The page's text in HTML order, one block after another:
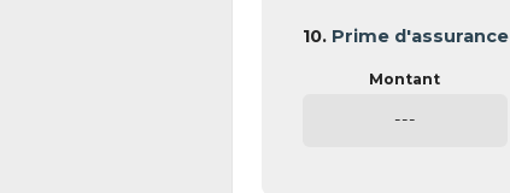
10. Prime d'assurance
---